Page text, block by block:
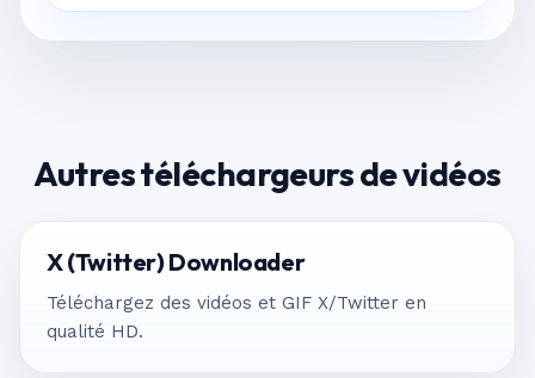
Autres téléchargeurs de vidéos
X (Twitter) Downloader
Téléchargez des vidéos et GIF X/Twitter en
qualité HD.